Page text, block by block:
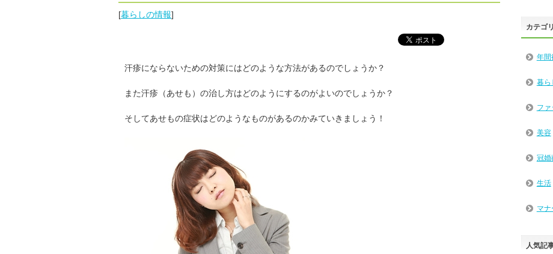
[暮らしの情報]
汗疹にならないための対策にはどのような方法があるのでしょうか？
また汗疹（あせも）の治し方はどのようにするのがよいのでしょうか？
そしてあせもの症状はどのようなものがあるのかみていきましょう！
カテゴ
年間
暮ら
ファ
美容
冠婚
生活
マナ
人気記